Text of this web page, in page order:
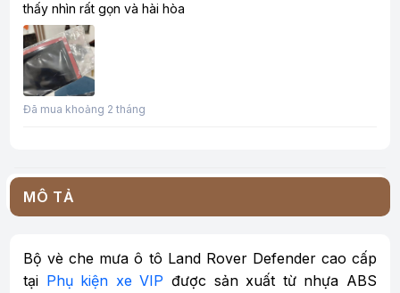
MÔ TẢ
Bộ vè che mưa ô tô Land Rover Defender cao cấp
tại Phụ kiện xe VIP được sản xuất từ nhựa ABS
thấy nhìn rất gọn và hài hòa
Đã mua khoảng 2 tháng